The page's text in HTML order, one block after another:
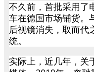
不久前，首批采用了
车在德国市场铺货。
后视镜消失，取而代
统。
实际上，近几年，关